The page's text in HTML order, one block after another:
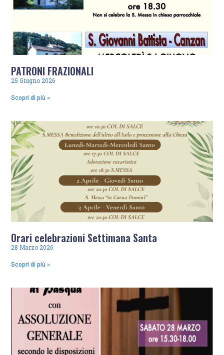
PATRONI FRAZIONALI
25 Giugno 2026
Scopri di più »
Orari celebrazioni Settimana Santa
28 Marzo 2026
Scopri di più »